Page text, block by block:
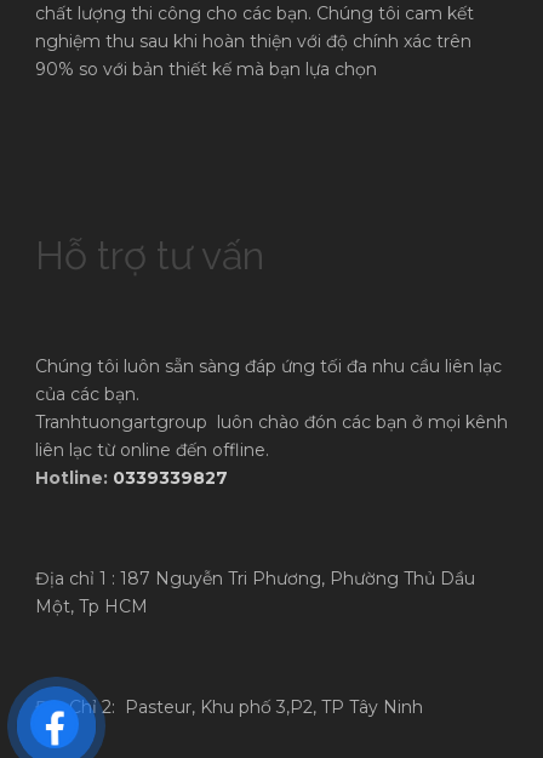
chất lượng thi công cho các bạn. Chúng tôi cam kết
nghiệm thu sau khi hoàn thiện với độ chính xác trên
90% so với bản thiết kế mà bạn lựa chọn
Hỗ trợ tư vấn
Chúng tôi luôn sẵn sàng đáp ứng tối đa nhu cầu liên lạc
của các bạn.
Tranhtuongartgroup luôn chào đón các bạn ở mọi kênh
liên lạc từ online đến offline.
Hotline: 0339339827
Địa chỉ 1 : 187 Nguyễn Tri Phương, Phường Thủ Dầu
Một, Tp HCM
Địa Chỉ 2: Pasteur, Khu phố 3,P2, TP Tây Ninh